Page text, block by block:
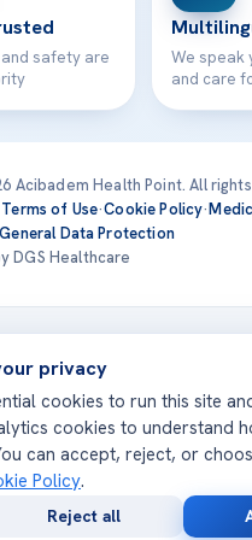
safety are
We speak
and care
Acibadem Health Point. All
Terms of Use·Cookie Policy·
General Data Protection
DGS Healthcare
delivered at our JCI-
Acıbadem International
privacy
cookies to run this site
cookies to understand
can accept, reject, or
Policy.
Reject all